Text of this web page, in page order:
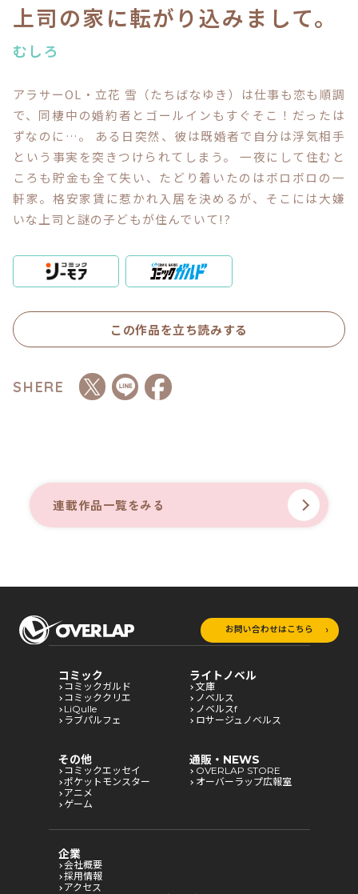
コミックパルフェ
コミックエッセイ
上司の家に転がり込みまして。
むしろ
アラサーOL・立花 雪（たちばなゆき）は仕事も恋も順調
で、同棲中の婚約者とゴールインもすぐそこ！だったは
ずなのに…。 ある日突然、彼は既婚者で自分は浮気相手
という事実を突きつけられてしまう。 一夜にして住むと
ころも貯金も全て失い、たどり着いたのはボロボロの一
軒家。格安家賃に惹かれ入居を決めるが、そこには大嫌
いな上司と謎の子どもが住んでいて!?
この作品を立ち読みする
SHERE
連載作品一覧をみる
お問い合わせはこちら
コミック
コミックガルド
コミッククリエ
LiQulle
ラブパルフェ
ライトノベル
文庫
ノベルス
ノベルスf
ロサージュノベルス
その他
コミックエッセイ
ポケットモンスター
アニメ
ゲーム
通販・NEWS
OVERLAP STORE
オーバーラップ広報室
企業
会社概要
採用情報
アクセス